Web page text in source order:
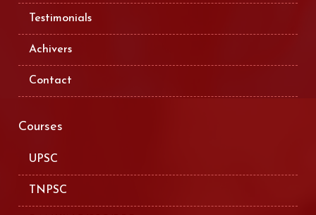
Testimonials
Achivers
Contact
Courses
UPSC
TNPSC